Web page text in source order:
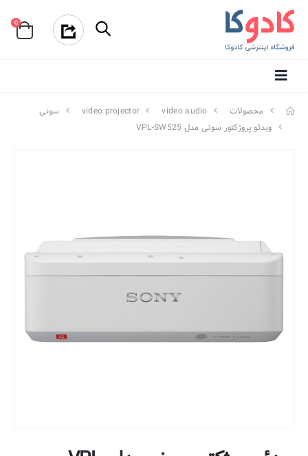
0
محصولات video audio
video projector
سونی
ویدئو پروژکتور سونی مدل VPL-SW525